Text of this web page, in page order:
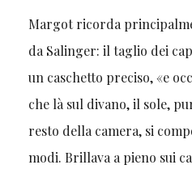
Margot ricorda
da Salinger: il taglio dei
un caschetto preciso, «e
che là sul divano, il sole,
resto della camera, si
modi. Brillava a pieno sui